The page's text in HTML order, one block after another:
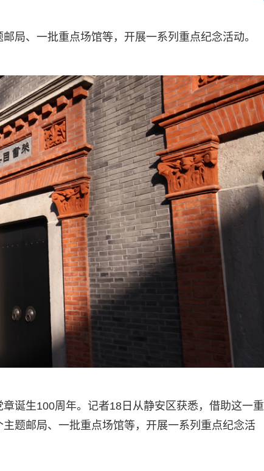
局、一批重点场馆等，开展一系列重点纪念活动。
诞生100周年。记者18日从静安区获悉，借助这一重
题邮局、一批重点场馆等，开展一系列重点纪念活